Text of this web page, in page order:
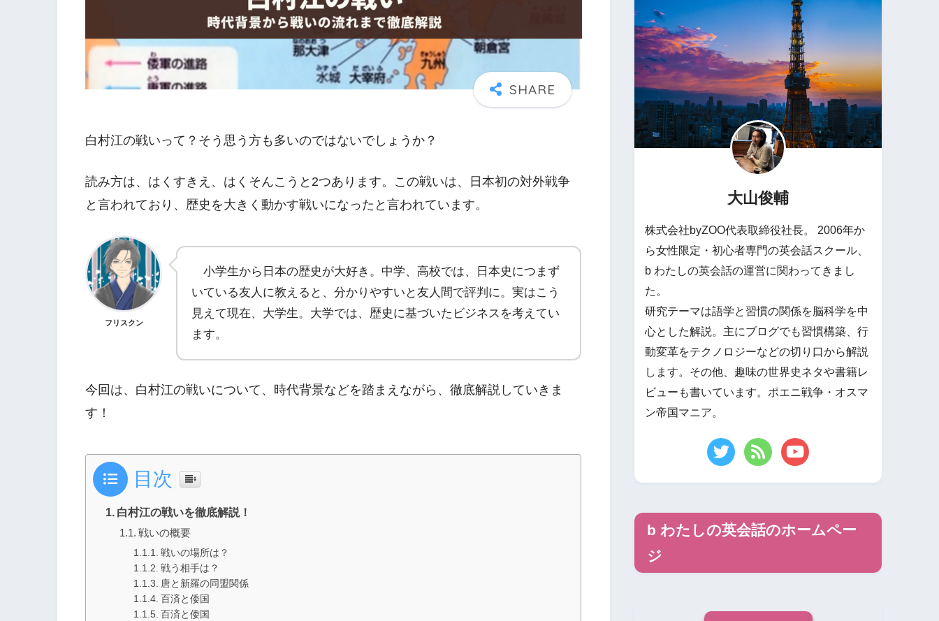
白村江の戦いって？そう思う方も多いのではないでしょうか？
読み方は、はくすきえ、はくそんこうと2つあります。この戦いは、日本初の対外戦争
と言われており、歴史を大きく動かす戦いになったと言われています。
フリスクン
小学生から日本の歴史が大好き。中学、高校では、日本史につまず
いている友人に教えると、分かりやすいと友人間で評判に。実はこう
見えて現在、大学生。大学では、歴史に基づいたビジネスを考えてい
ます。
今回は、白村江の戦いについて、時代背景などを踏まえながら、徹底解説していきま
す！
目次
白村江の戦いを徹底解説！
戦いの概要
戦いの場所は？
戦う相手は？
唐と新羅の同盟関係
百済と倭国
百済と倭国
大山俊輔
株式会社byZOO代表取締役社長。 2006年か
ら女性限定・初心者専門の英会話スクール、
b わたしの英会話の運営に関わってきまし
た。
研究テーマは語学と習慣の関係を脳科学を中
心とした解説。主にブログでも習慣構築、行
動変革をテクノロジーなどの切り口から解説
します。その他、趣味の世界史ネタや書籍レ
ビューも書いています。ポエニ戦争・オスマ
ン帝国マニア。
b わたしの英会話のホームペー
ジ